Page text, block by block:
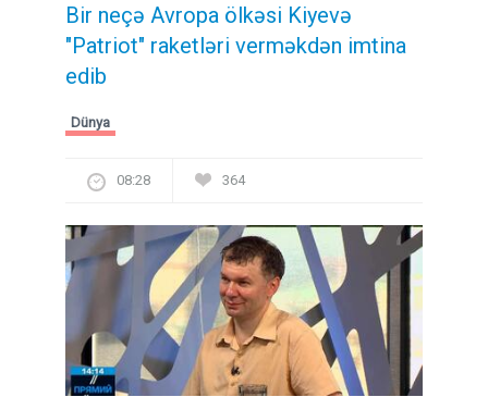
Bir neçə Avropa ölkəsi Kiyevə
"Patriot" raketləri verməkdən imtina
edib
Dünya
08:28 364